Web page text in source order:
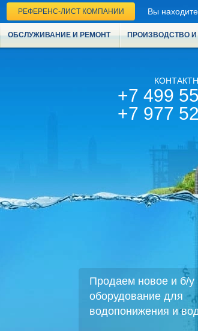
РЕФЕРЕНС-ЛИСТ КОМПАНИИ Вы
ОБСЛУЖИВАНИЕ И РЕМОНТ ПРОИЗВОДСТВО
+7 499
+7 977
Продаем новое и б/у
оборудование для
водопонижения и